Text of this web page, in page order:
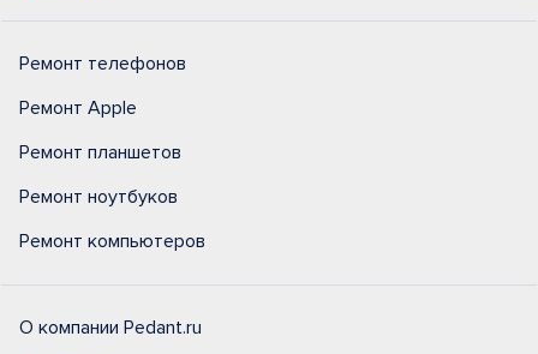
Ремонт телефонов
Ремонт Apple
Ремонт планшетов
Ремонт ноутбуков
Ремонт компьютеров
О компании Pedant.ru